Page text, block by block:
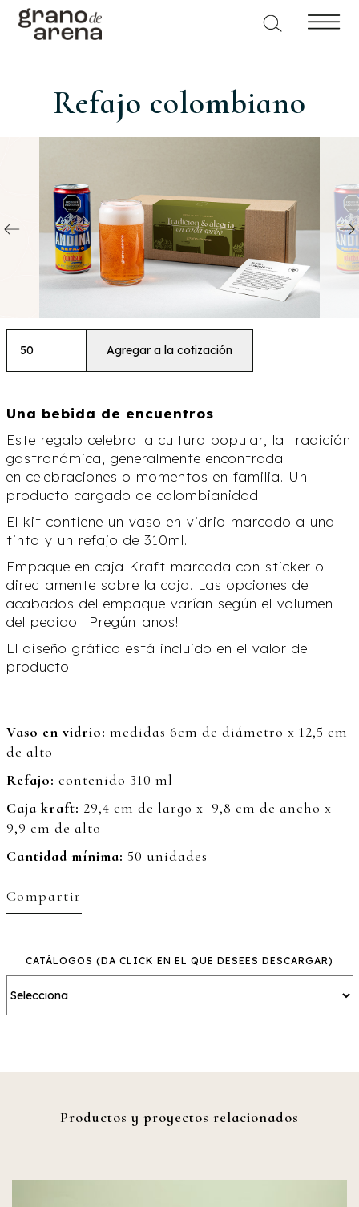
Refajo colombiano
Una bebida de encuentros
Este regalo celebra la cultura popular, la tradición
gastronómica, generalmente encontrada
en celebraciones o momentos en familia. Un
producto cargado de colombianidad.
El kit contiene un vaso en vidrio marcado a una
tinta y un refajo de 310ml.
Empaque en caja Kraft marcada con sticker o
directamente sobre la caja. Las opciones de
acabados del empaque varían según el volumen
del pedido. ¡Pregúntanos!
El diseño gráfico está incluido en el valor del
producto.
Vaso en vidrio: medidas 6cm de diámetro x 12,5 cm
de alto
Refajo: contenido 310 ml
Caja kraft: 29,4 cm de largo x 9,8 cm de ancho x
9,9 cm de alto
Cantidad mínima: 50 unidades
Compartir
CATÁLOGOS (DA CLICK EN EL QUE DESEES DESCARGAR)
Productos y proyectos relacionados